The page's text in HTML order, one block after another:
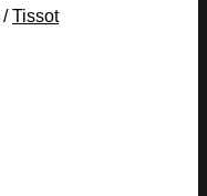
/ Tissot